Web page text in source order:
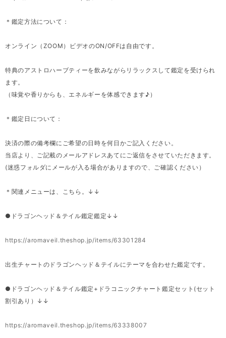
＊鑑定方法について：
オンライン（ZOOM）ビデオのON/OFFは自由です。
特典のアストロハーブティーを飲みながらリラックスして鑑定を受けられ
ます。
（味覚や香りからも、エネルギーを体感できます♪）
＊鑑定日について：
決済の際の備考欄にご希望の日時を何日かご記入ください。
当店より、ご記載のメールアドレスあてにご返信をさせていただきます。
(迷惑フォルダにメールが入る場合がありますので、ご確認ください）
＊関連メニューは、こちら。↓↓
●ドラゴンヘッド＆テイル鑑定鑑定↓↓
https://aromaveil.theshop.jp/items/63301284
出生チャートのドラゴンヘッド＆テイルにテーマを合わせた鑑定です。
●ドラゴンヘッド＆テイル鑑定+ドラコニックチャート鑑定セット(セット
割引あり）↓↓
https://aromaveil.theshop.jp/items/63338007